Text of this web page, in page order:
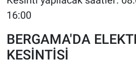
16:00
BERGAMA'DA
KESİNTİSİ